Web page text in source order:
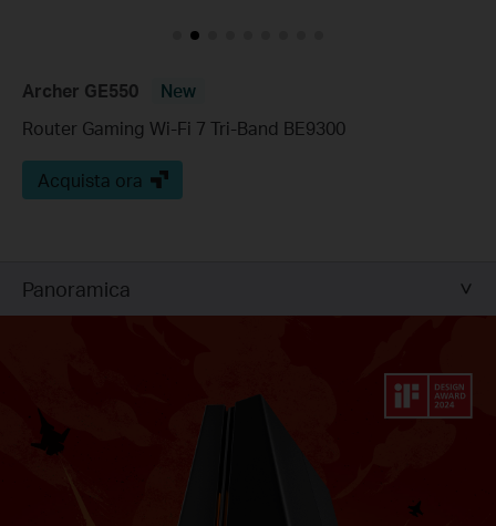
Archer GE550
New
Router Gaming Wi-Fi 7 Tri-Band BE9300
Acquista ora
Panoramica